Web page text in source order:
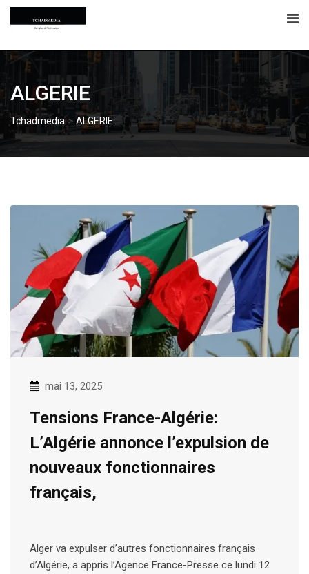
Skip
ALGERIE
Tchadmedia> ALGERIE
mai 13, 2025
Tensions France-Algérie:
L’Algérie annonce l’expulsion de
nouveaux fonctionnaires
français,
Alger va expulser d’autres fonctionnaires français
d’Algérie, a appris l’Agence France-Presse ce lundi 12